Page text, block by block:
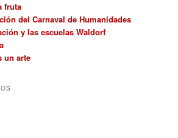
fruta
del Carnaval de Humanidades
y las escuelas Waldorf
un arte